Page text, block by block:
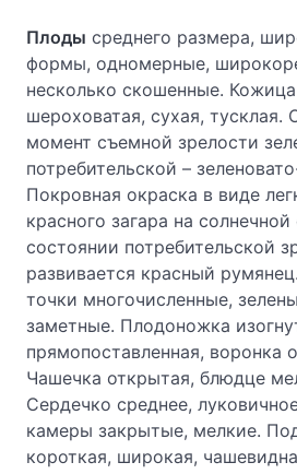
Плоды среднего размера,
формы, одномерные,
несколько скошенные. Кожица
шероховатая, сухая, тусклая.
момент съемной зрелости
потребительской –
Покровная окраска в виде
красного загара на
состоянии потребительской
развивается красный
точки многочисленные,
заметные. Плодоножка
прямопоставленная, воронка
Чашечка открытая, блюдце
Сердечко среднее,
камеры закрытые, мелкие.
короткая, широкая,